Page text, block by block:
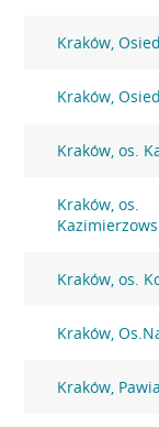
Kraków,
Kraków,
Kraków, os.
Kraków, os.
Kraków, os.
Kraków,
Kraków,